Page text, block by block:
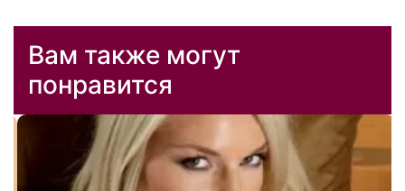
Вам также могут
понравится